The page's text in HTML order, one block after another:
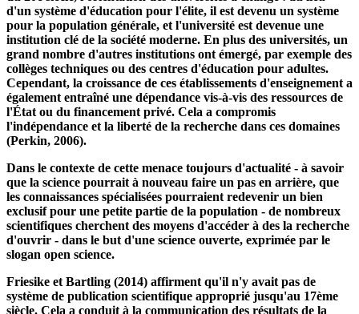
Le siècle des Lumières a commencé vers le XVIIIe siècle et avec
lui, les universités ont repris de l'importance. À partir du milieu
du 20e siècle, l'orientation des universités a changé : au lieu
d'un système d'éducation pour l'élite, il est devenu un système
pour la population générale, et l'université est devenue une
institution clé de la société moderne. En plus des universités, un
grand nombre d'autres institutions ont émergé, par exemple des
collèges techniques ou des centres d'éducation pour adultes.
Cependant, la croissance de ces établissements d'enseignement a
également entraîné une dépendance vis-à-vis des ressources de
l'État ou du financement privé. Cela a compromis
l'indépendance et la liberté de la recherche dans ces domaines
(Perkin, 2006).
Dans le contexte de cette menace toujours d'actualité - à savoir
que la science pourrait à nouveau faire un pas en arrière, que
les connaissances spécialisées pourraient redevenir un bien
exclusif pour une petite partie de la population - de nombreux
scientifiques cherchent des moyens d'accéder à des la recherche
d'ouvrir - dans le but d'une science ouverte, exprimée par le
slogan open science.